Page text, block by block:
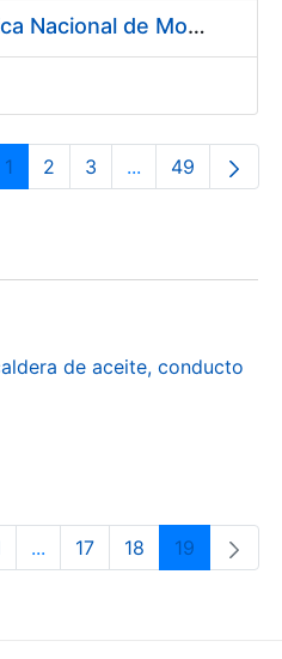
Contratación de acuerdo marco para el Suministro de Material de Electricidad para la Fábrica Nacional de Moneda y Timbre-Real Casa de la Moneda en su centro de trabajo de Burgos
Orrialdea
1 Orrialdea
2 Orrialdea
3 ...Intermediate
Orrialdea
49
de aceite, conducto
...Intermediate Pages Use
Orrialdea
17 Orrialdea
18 Orrialdea
19